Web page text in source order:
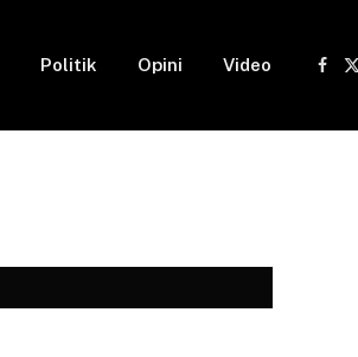
Politik Opini Video